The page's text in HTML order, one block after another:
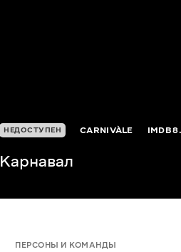
НЕДОСТУПЕН CARNIVÀLE IMDB
Карнавал
ПЕРСОНЫ И КОМАНДЫ